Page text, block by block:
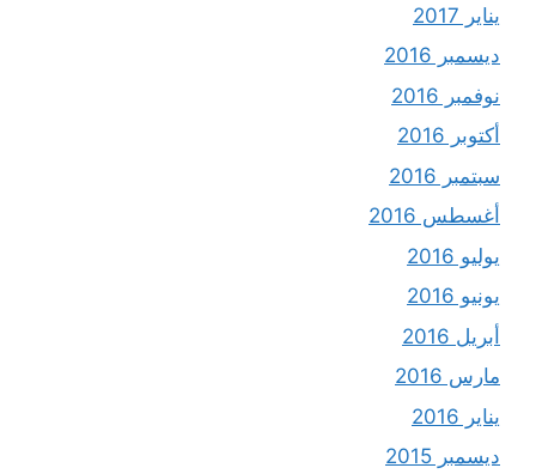
يناير 2017
ديسمبر 2016
نوفمبر 2016
أكتوبر 2016
سبتمبر 2016
أغسطس 2016
يوليو 2016
يونيو 2016
أبريل 2016
مارس 2016
يناير 2016
ديسمبر 2015